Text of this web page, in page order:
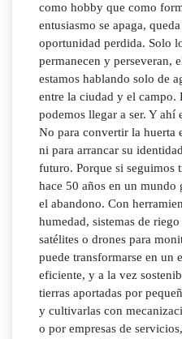
como hobby que como
entusiasmo se apaga,
oportunidad perdida. Solo
permanecen y perseveran,
estamos hablando solo de
entre la ciudad y el
podemos llegar a ser. Y ahí
No para convertir la huerta
ni para arrancar su
futuro. Porque si seguimos
hace 50 años en un mundo
el abandono. Con
humedad, sistemas de
satélites o drones para
puede transformarse en un
eficiente, y a la vez
tierras aportadas por
y cultivarlas con
o por empresas de